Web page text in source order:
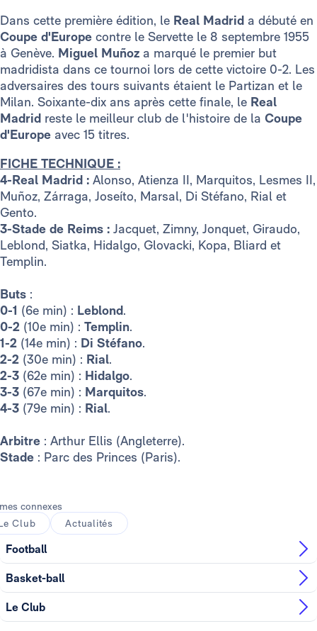
Dans cette première édition, le Real Madrid a débuté en
Coupe d'Europe contre le Servette le 8 septembre 1955
à Genève. Miguel Muñoz a marqué le premier but
madridista dans ce tournoi lors de cette victoire 0-2. Les
adversaires des tours suivants étaient le Partizan et le
Milan. Soixante-dix ans après cette finale, le Real
Madrid reste le meilleur club de l'histoire de la Coupe
d'Europe avec 15 titres.
FICHE TECHNIQUE :
4-Real Madrid : Alonso, Atienza II, Marquitos, Lesmes II,
Muñoz, Zárraga, Joseíto, Marsal, Di Stéfano, Rial et
Gento.
3-Stade de Reims : Jacquet, Zimny, Jonquet, Giraudo,
Leblond, Siatka, Hidalgo, Glovacki, Kopa, Bliard et
Templin.
Buts :
0-1 (6e min) : Leblond.
0-2 (10e min) : Templin.
1-2 (14e min) : Di Stéfano.
2-2 (30e min) : Rial.
2-3 (62e min) : Hidalgo.
3-3 (67e min) : Marquitos.
4-3 (79e min) : Rial.
Arbitre : Arthur Ellis (Angleterre).
Stade : Parc des Princes (Paris).
connexes
Club
Actualités
Football
Basket-ball
Le Club